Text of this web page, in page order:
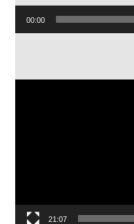
00:00
21:07